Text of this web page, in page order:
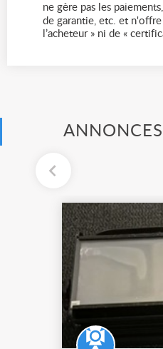
ne gère pas les
de garantie, etc. et
l’acheteur » ni de «